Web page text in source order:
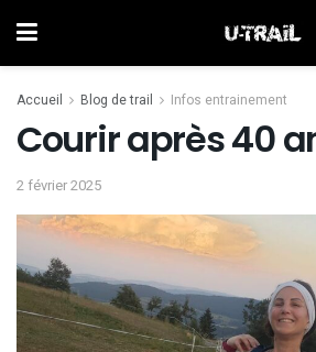
Accueil Blog de trail Infos entrainement
Courir après 40
2 février 2025